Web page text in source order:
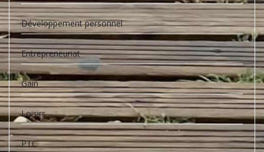
Développement personnel
Entrepreneuriat
Gain
Loisirs
PTC